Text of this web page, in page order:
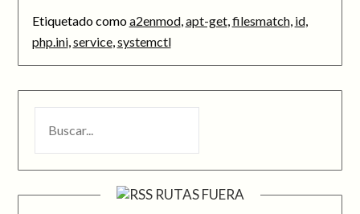
Etiquetado comoa2enmod,apt-get,filesmatch, id,
php.ini,service,systemctl
RUTAS FUERA